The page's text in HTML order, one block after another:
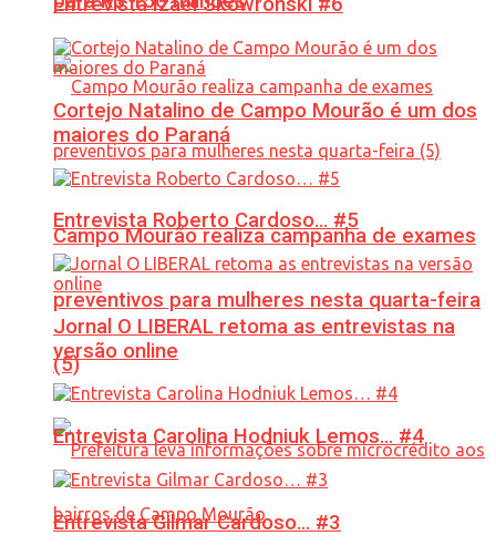
Campo Mourão realiza campanha de exames
preventivos para mulheres nesta quarta-feira
(5)
Cortejo Natalino de Campo Mourão é um dos
maiores do Paraná
Entrevista Roberto Cardoso… #5
Jornal O LIBERAL retoma as entrevistas na
versão online
Entrevista Carolina Hodniuk Lemos… #4
Entrevista Gilmar Cardoso… #3